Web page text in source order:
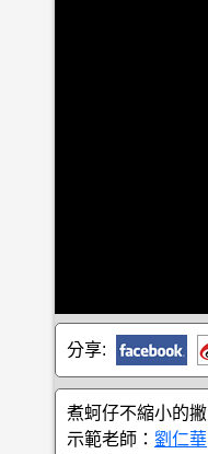
分享:
煮蚵仔不縮小的
示範老師： 劉仁華